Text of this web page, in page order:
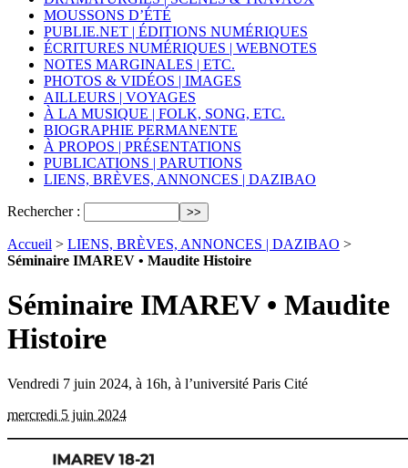
MOUSSONS D’ÉTÉ
PUBLIE.NET | ÉDITIONS NUMÉRIQUES
ÉCRITURES NUMÉRIQUES | WEBNOTES
NOTES MARGINALES | ETC.
PHOTOS & VIDÉOS | IMAGES
AILLEURS | VOYAGES
À LA MUSIQUE | FOLK, SONG, ETC.
BIOGRAPHIE PERMANENTE
À PROPOS | PRÉSENTATIONS
PUBLICATIONS | PARUTIONS
LIENS, BRÈVES, ANNONCES | DAZIBAO
Rechercher :
Accueil > LIENS, BRÈVES, ANNONCES | DAZIBAO >
Séminaire IMAREV • Maudite Histoire
Séminaire IMAREV • Maudite
Histoire
Vendredi 7 juin 2024, à 16h, à l’université Paris Cité
mercredi 5 juin 2024